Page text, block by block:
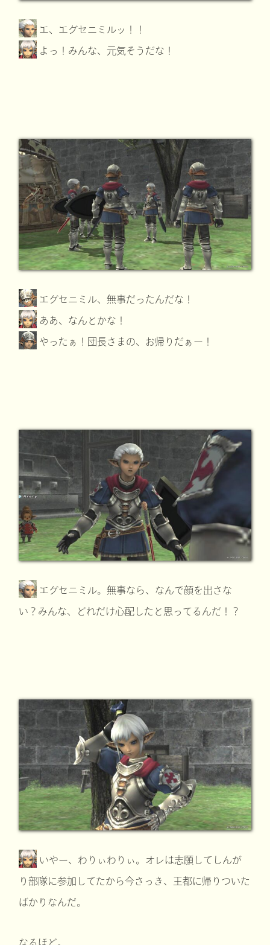
エ、エグセニミルッ！！
よっ！みんな、元気そうだな！
エグセニミル、無事だったんだな！
ああ、なんとかな！
やったぁ！団長さまの、お帰りだぁー！
エグセニミル。無事なら、なんで顔を出さな
い？みんな、どれだけ心配したと思ってるんだ！？
いやー、わりぃわりぃ。オレは志願してしんが
り部隊に参加してたから今さっき、王都に帰りついた
ばかりなんだ。
なるほど。